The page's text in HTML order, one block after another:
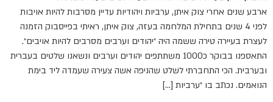
ארבע שנים אחרי צוק איתן, ערביות ויהודיות עדיין מסרבות להיות אויבות
לפני 4 שנים בתחילת המלחמה בעזה, צוק איתן, ראיתי בפייסבוק הזמנה
לעצרת בעיירה טירה ששמה היה ״יהודים וערבים מסרבים להיות אויבים״.
התאספנו בבוקר כ1000 משתתפים יהודים וערבים ונשאנו שלטים בעברית
ובערבית. הכי התחברתי לשלט שהניפה אשה צעירה שעמדה ליד בימת
הנואמים. נכתב בו ״ערביות […]